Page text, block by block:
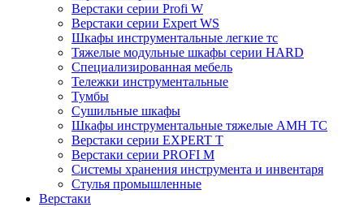
Верстаки серии Profi W
Верстаки серии Expert WS
Шкафы инструментальные легкие тс
Тяжелые модульные шкафы серии HARD
Cпециализированная мебель
Тележки инструментальные
Тумбы
Cушильные шкафы
Шкафы инструментальные тяжелые AMH TC
Верстаки серии EXPERT T
Верстаки серии PROFI M
Системы хранения инструмента и инвентаря
Стулья промышленные
Верстаки